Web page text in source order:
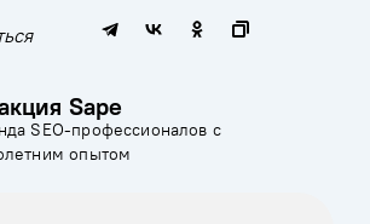
Sape
SEO-профессионалов с
опытом